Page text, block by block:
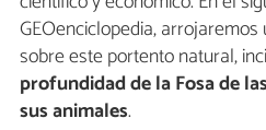
GEOenciclopedia,
sobre este portento natural,
profundidad de la Fosa de
sus animales.